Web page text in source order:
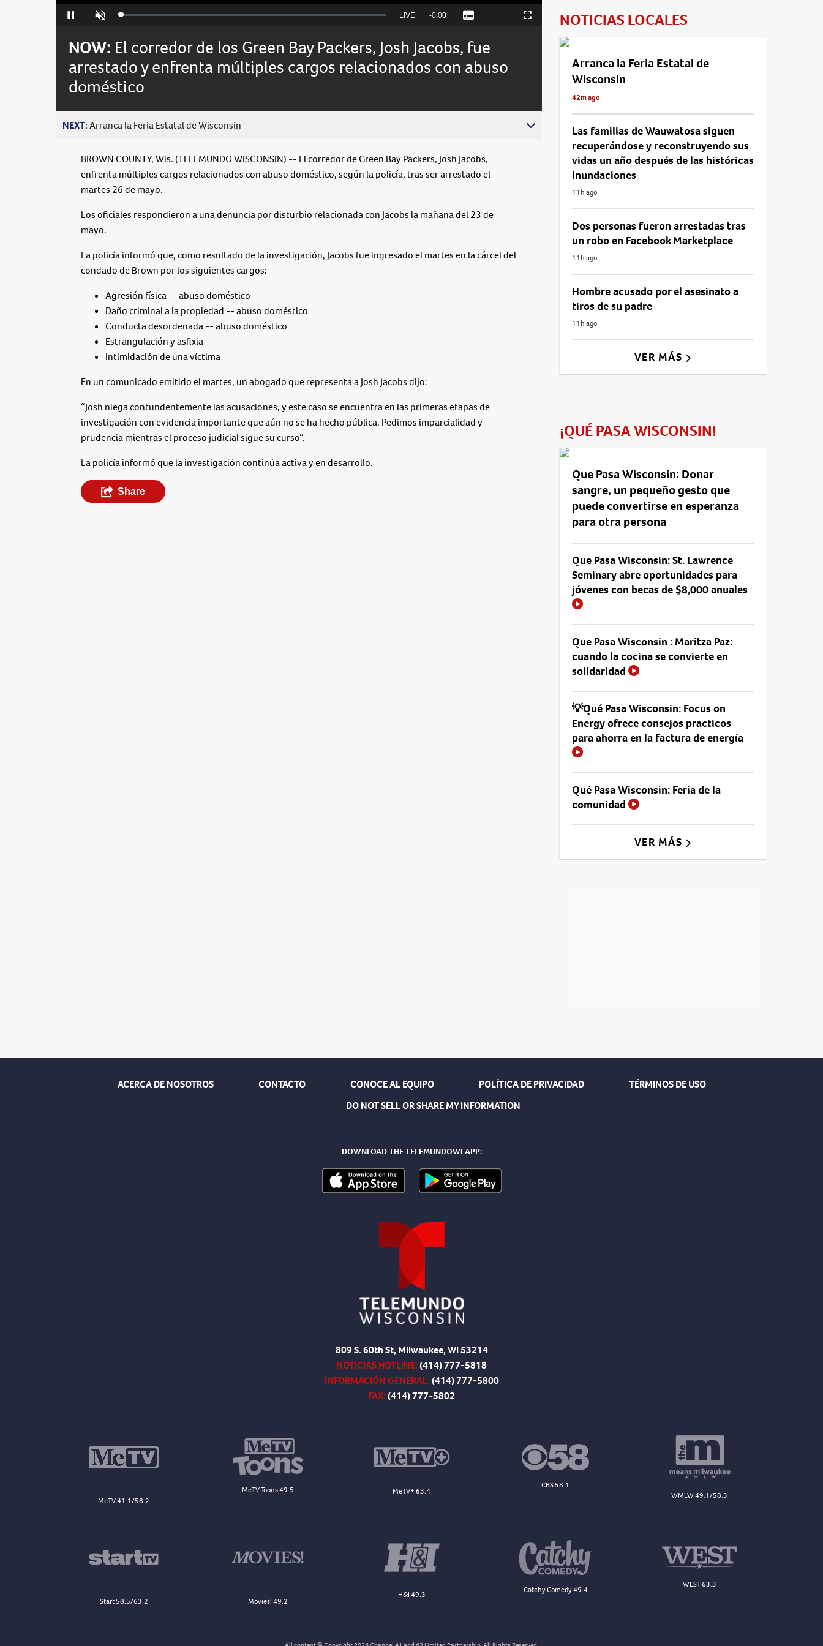
Pause Unmute Loaded:
Seek
behind
live
LIVE Remaining
-0:00 Subtitles Fullscreen
NOW: El corredor de los Green Bay Packers, Josh Jacobs, fue
arrestado y enfrenta múltiples cargos relacionados con abuso
doméstico
NEXT:Arranca la Feria Estatal de Wisconsin
BROWN COUNTY, Wis. (TELEMUNDO WISCONSIN) -- El corredor de Green Bay Packers, Josh Jacobs,
enfrenta múltiples cargos relacionados con abuso doméstico, según la policía, tras ser arrestado el
martes 26 de mayo.
Los oficiales respondieron a una denuncia por disturbio relacionada con Jacobs la mañana del 23 de
mayo.
La policía informó que, como resultado de la investigación, Jacobs fue ingresado el martes en la cárcel del
condado de Brown por los siguientes cargos:
Agresión física -- abuso doméstico
Daño criminal a la propiedad -- abuso doméstico
Conducta desordenada -- abuso doméstico
Estrangulación y asfixia
Intimidación de una víctima
En un comunicado emitido el martes, un abogado que representa a Josh Jacobs dijo:
“Josh niega contundentemente las acusaciones, y este caso se encuentra en las primeras etapas de
investigación con evidencia importante que aún no se ha hecho pública. Pedimos imparcialidad y
prudencia mientras el proceso judicial sigue su curso”.
La policía informó que la investigación continúa activa y en desarrollo.
Share
NOTICIAS LOCALES
Arranca la Feria Estatal de
Wisconsin
42m ago
Las familias de Wauwatosa siguen
recuperándose y reconstruyendo sus
vidas un año después de las históricas
inundaciones
11h ago
Dos personas fueron arrestadas tras
un robo en Facebook Marketplace
11h ago
Hombre acusado por el asesinato a
tiros de su padre
11h ago
VER MÁS
¡QUÉ PASA WISCONSIN!
Que Pasa Wisconsin: Donar
sangre, un pequeño gesto que
puede convertirse en esperanza
para otra persona
Que Pasa Wisconsin: St. Lawrence
Seminary abre oportunidades para
jóvenes con becas de $8,000 anuales
Que Pasa Wisconsin : Maritza Paz:
cuando la cocina se convierte en
solidaridad
💡Qué Pasa Wisconsin: Focus on
Energy ofrece consejos practicos
para ahorra en la factura de energía
Qué Pasa Wisconsin: Feria de la
comunidad
VER MÁS
ACERCA DE NOSOTROS CONTACTO CONOCE AL EQUIPO POLÍTICA DE PRIVACIDAD
TÉRMINOS DE USO
DO NOT SELL OR SHARE MY INFORMATION
DOWNLOAD THE TELEMUNDOWI APP:
809 S. 60th St, Milwaukee, WI 53214
NOTICIAS HOTLINE:(414) 777-5818
INFORMACIÓN GENERAL:(414) 777-5800
FAX:(414) 777-5802
MeTV 41.1/58.2
MeTV Toons 49.5 MeTV+ 63.4
CBS 58.1
WMLW 49.1/58.3
Start 58.5/63.2 Movies! 49.2
H&I 49.3
Catchy Comedy 49.4
WEST 63.3